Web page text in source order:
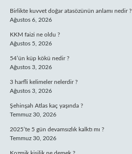
Birlikte kuvvet doğar atasözünün anlamı nedir ?
Ağustos 6, 2026
KKM faizi ne oldu ?
Ağustos 5, 2026
54’ün küp kökü nedir ?
Ağustos 3, 2026
3 harfli kelimeler nelerdir ?
Ağustos 3, 2026
Şehinşah Atlas kaç yaşında ?
Temmuz 30, 2026
2025’te 5 gün devamsızlık kalktı mı ?
Temmuz 30, 2026